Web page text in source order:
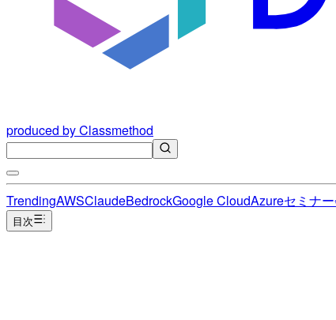
produced by Classmethod
TrendingAWSClaudeBedrockGoogle CloudAzureセミナー
目次